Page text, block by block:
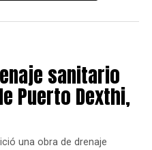
sanitario
Puerto Dexthi,
una obra de drenaje